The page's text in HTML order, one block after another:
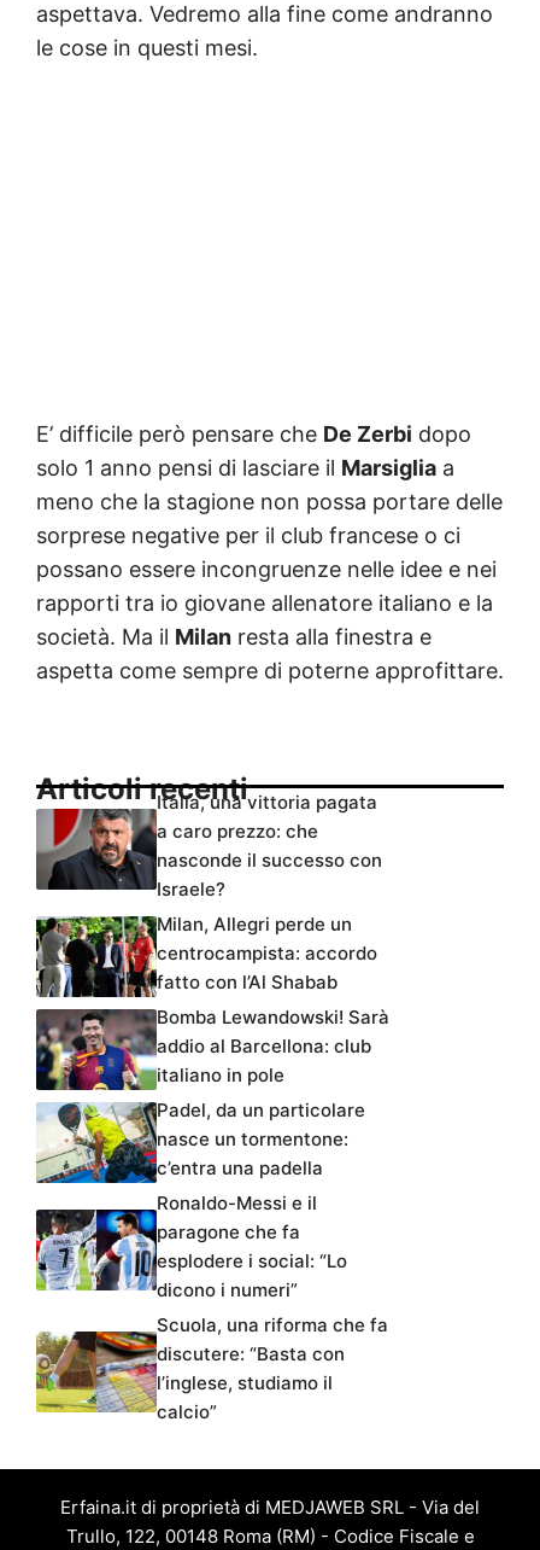
aspettava. Vedremo alla fine come andranno
le cose in questi mesi.
E’ difficile però pensare che De Zerbi dopo
solo 1 anno pensi di lasciare il Marsiglia a
meno che la stagione non possa portare delle
sorprese negative per il club francese o ci
possano essere incongruenze nelle idee e nei
rapporti tra io giovane allenatore italiano e la
società. Ma il Milan resta alla finestra e
aspetta come sempre di poterne approfittare.
Articoli recentiItalia, una vittoria pagata
a caro prezzo: che
nasconde il successo con
Israele?
Milan, Allegri perde un
centrocampista: accordo
fatto con l’Al Shabab
Bomba Lewandowski! Sarà
addio al Barcellona: club
italiano in pole
Padel, da un particolare
nasce un tormentone:
c’entra una padella
Ronaldo-Messi e il
paragone che fa
esplodere i social: “Lo
dicono i numeri”
Scuola, una riforma che fa
discutere: “Basta con
l’inglese, studiamo il
calcio”
Erfaina.it di proprietà di MEDJAWEB SRL - Via del
Trullo, 122, 00148 Roma (RM) - Codice Fiscale e